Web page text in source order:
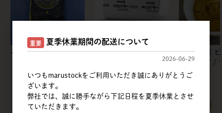
不二製油 | カカオクオ
明治 | フレッシュバタ
ー 食塩不使用【冷蔵】
筑波乳業 | ピ
ペーストT /
重要 夏季休業期間の配送について
2026-06-29
いつもmarustockをご利用いただき誠にありがとうご
ざいます。
弊社では、誠に勝手ながら下記日程を夏季休業とさせ
ていただきます。